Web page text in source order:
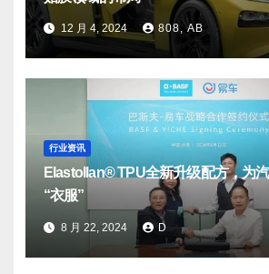
12 月 4, 2024 808, AB
行业资讯
Elastollan® TPU全新升级配方，为
“衣服”
8 月 22, 2024 D